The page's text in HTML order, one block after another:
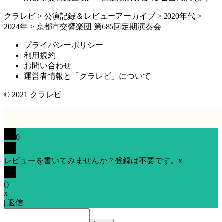
クラレビ > 公演記録＆レビューアーカイブ > 2020年代 >
2024年 > 京都市交響楽団 第685回定期演奏会
プライバシーポリシー
利用規約
お問い合わせ
運営者情報と「クラレビ」について
© 2021 クラレビ
0
レビューを書いてみませんか？登録は不要です。 x
()
x
| 返信